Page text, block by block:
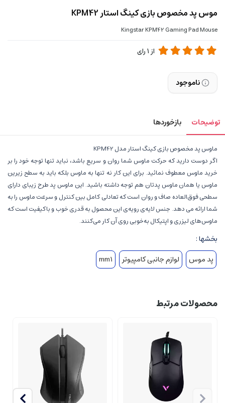
موس پد مخصوص بازی کینگ استار KPM42
Kingstar KPM42 Gaming Pad Mouse
از 1رای
ناموجود
توضیحات بازخوردها
ماوس پد مخصوص بازی کینگ استار مدل KPM42
اگر دوست دارید که حرکت ماوس شما روان و سریع باشد، نباید تنها توجه خود را بر
خرید ماوس معطوف نمائید. برای این کار نه تنها به ماوس بلکه باید به سطح زیرین
ماوس یا همان ماوس ‌پدتان هم توجه داشته باشید. این ماوس پد طرح زیبای دارای
سطحی فوق‌العاده صاف و روان است که تعادلی کامل بین کنترل و سرعت ماوس را به
شما ارائه می دهد. جنس لایه‌ی رویه‌ی این محصول به ‌قدری خوب و باکیفیت است که
ماوس‌های لیزری و اپتیکال به‌خوبی روی آن کار می‌کنند.
بخشها :
پد موس
لوازم جانبی کامپیوتر mm1
محصولات مرتبط